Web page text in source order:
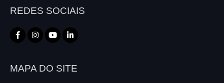
REDES SOCIAIS
MAPA DO SITE